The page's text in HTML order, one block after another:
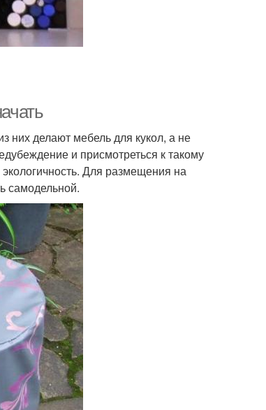
них делают мебель для кукол, а не
и присмотреться к такому
Для размещения на
самодельной.